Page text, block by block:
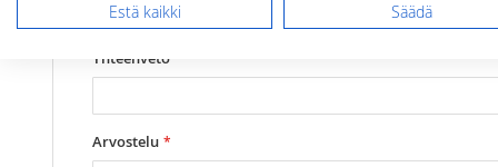
Yhteenveto
Arvostelu
Estä kaikki Säädä